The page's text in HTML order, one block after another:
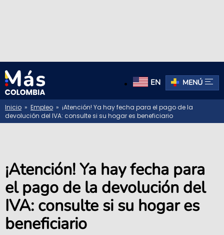
EN MENÚ
Inicio » Empleo » ¡Atención! Ya hay fecha para el pago de la
devolución del IVA: consulte si su hogar es beneficiario
¡Atención! Ya hay fecha para
el pago de la devolución del
IVA: consulte si su hogar es
beneficiario